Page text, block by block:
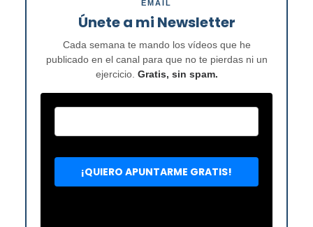
EMAIL
Únete a mi Newsletter
Cada semana te mando los vídeos que he
publicado en el canal para que no te pierdas ni un
ejercicio. Gratis, sin spam.